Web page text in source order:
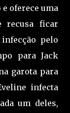
oferece uma
recusa ficar
pelo
para Jack
garota para
infecta
um deles,